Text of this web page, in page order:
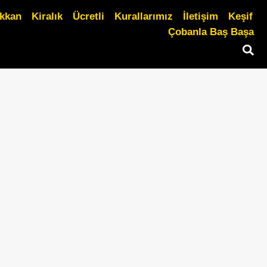
Kiralık Ücretli Kurallarımız İletişim
Keşif
Çobanla Baş Başa